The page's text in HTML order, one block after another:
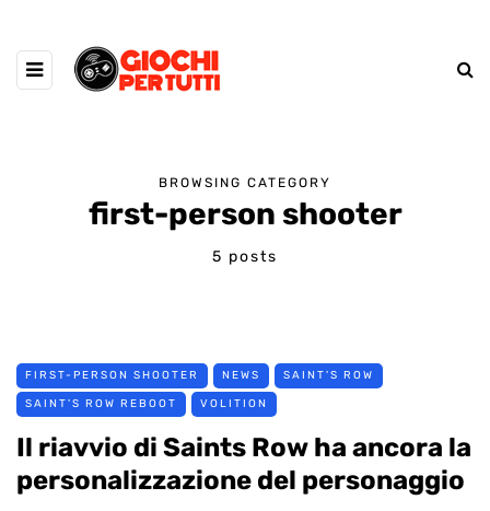
BROWSING CATEGORY
first-person shooter
5 posts
FIRST-PERSON SHOOTER NEWS SAINT'S ROW
SAINT'S ROW REBOOT VOLITION
Il riavvio di Saints Row ha ancora la
personalizzazione del personaggio